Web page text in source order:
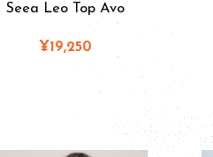
Seea Leo Top Avo
¥19,250